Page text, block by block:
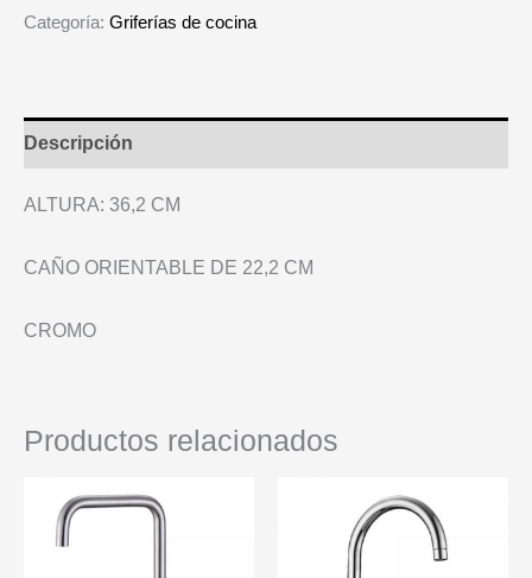
cantidad
Categoría: Griferías de cocina
Descripción
ALTURA: 36,2 CM
CAÑO ORIENTABLE DE 22,2 CM
CROMO
Productos relacionados